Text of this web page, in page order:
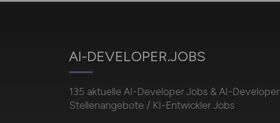
AI-DEVELOPER.JOBS
135 aktuelle AI-Developer Jobs & AI-Developer
Stellenangebote / KI-Entwickler Jobs